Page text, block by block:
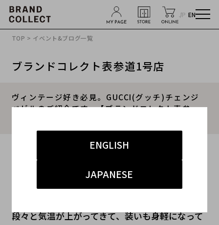
JP EN
ENGLISH
JAPANESE
TOP > イベント&ブログ一覧
ブランドコレクト表参道1号店
ヴィンテージ好き必見。GUCCI(グッチ)チェンジ
ベゼルのご紹介です。【ブランドコレクト表参
#ヴィンテージ
段々と気温が上がってきて、装いも身軽になって